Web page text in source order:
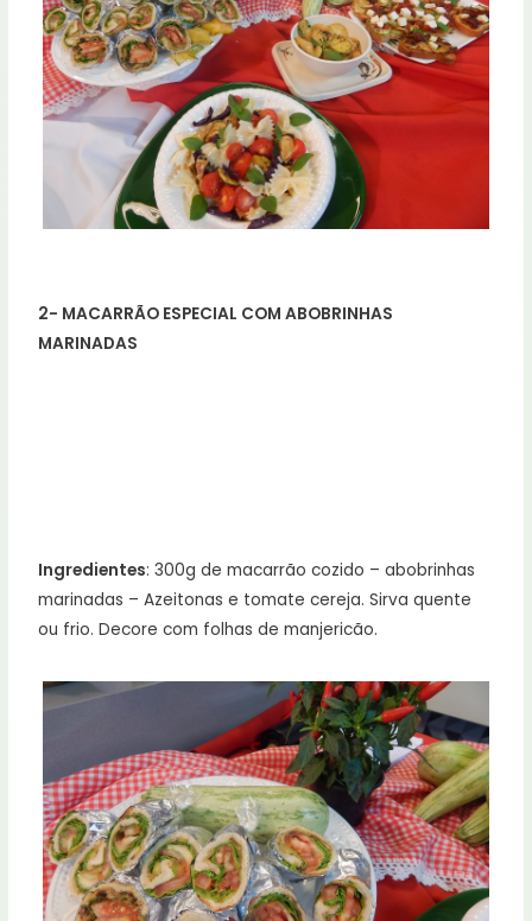
2- MACARRÃO ESPECIAL COM ABOBRINHAS
MARINADAS
Ingredientes: 300g de macarrão cozido – abobrinhas
marinadas – Azeitonas e tomate cereja. Sirva quente
ou frio. Decore com folhas de manjericão.